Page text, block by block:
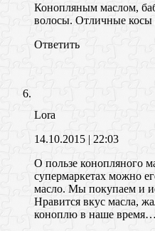
Конопляным маслом,
волосы. Отличные
Ответить
Lora
14.10.2015 | 22:03
О пользе конопляного
супермаркетах можно
масло. Мы покупаем и
Нравится вкус масла,
коноплю в наше время…